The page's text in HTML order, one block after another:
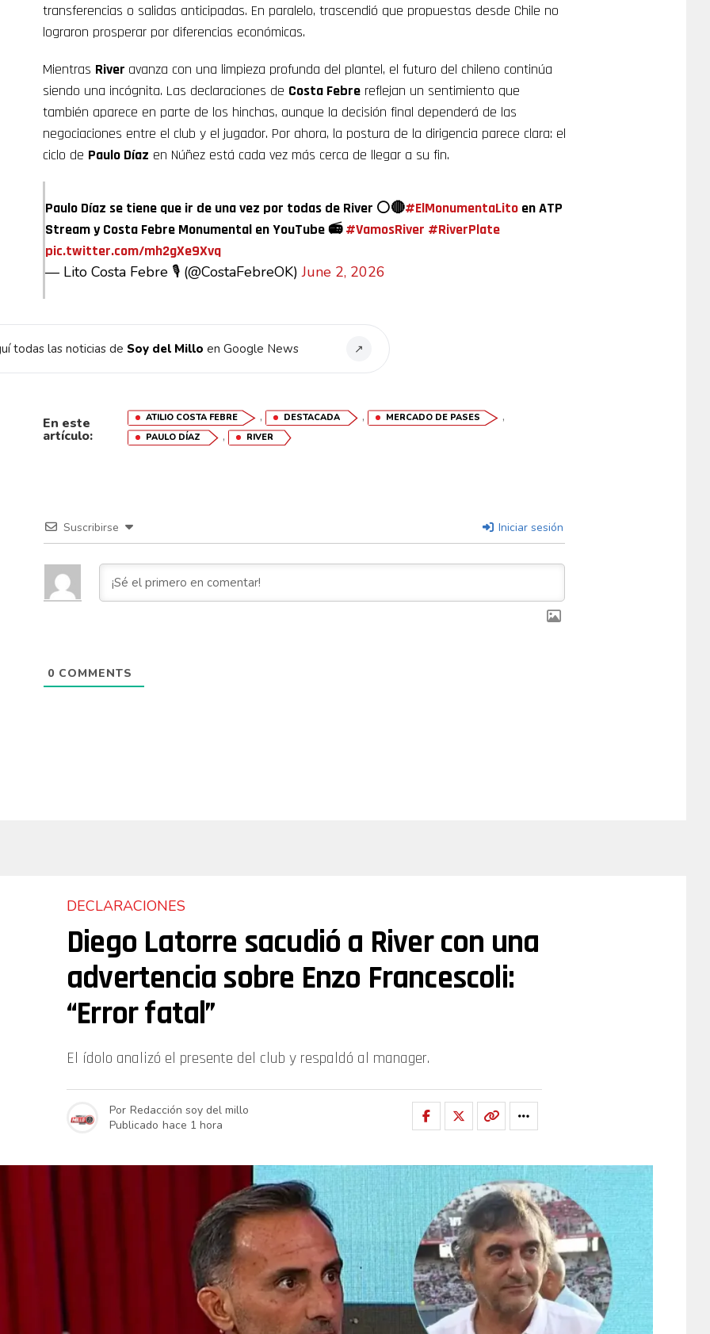
transferencias o salidas anticipadas. En paralelo, trascendió que propuestas desde Chile no
lograron prosperar por diferencias económicas.
Mientras River avanza con una limpieza profunda del plantel, el futuro del chileno continúa
siendo una incógnita. Las declaraciones de Costa Febre reflejan un sentimiento que
también aparece en parte de los hinchas, aunque la decisión final dependerá de las
negociaciones entre el club y el jugador. Por ahora, la postura de la dirigencia parece clara: el
ciclo de Paulo Díaz en Núñez está cada vez más cerca de llegar a su fin.
Paulo Díaz se tiene que ir de una vez por todas de River ⚪🔴#ElMonumentaLito en ATP
Stream y Costa Febre Monumental en YouTube 📻#VamosRiver #RiverPlate
pic.twitter.com/mh2gXe9Xvq
— Lito Costa Febre 🎙️ (@CostaFebreOK)June 2, 2026
todas las noticias de Soy del Millo en Google News ↗
En este
artículo:
ATILIO COSTA FEBRE , DESTACADA , MERCADO DE PASES ,
PAULO DÍAZ , RIVER
Suscribirse Iniciar sesión
0 COMMENTS
DECLARACIONES
Diego Latorre sacudió a River con una
advertencia sobre Enzo Francescoli:
“Error fatal”
El ídolo analizó el presente del club y respaldó al manager.
Por Redacción soy del millo
Publicado hace 1 hora